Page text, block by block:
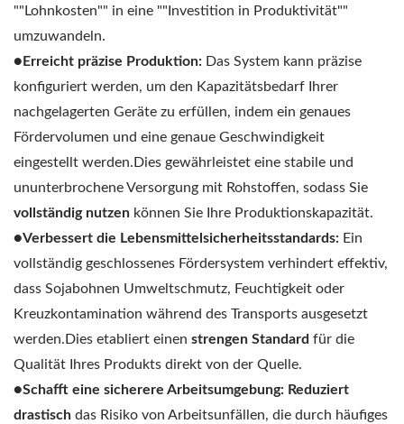
""Lohnkosten"" in eine ""Investition in Produktivität""
umzuwandeln.
●Erreicht präzise Produktion: Das System kann präzise
konfiguriert werden, um den Kapazitätsbedarf Ihrer
nachgelagerten Geräte zu erfüllen, indem ein genaues
Fördervolumen und eine genaue Geschwindigkeit
eingestellt werden.Dies gewährleistet eine stabile und
ununterbrochene Versorgung mit Rohstoffen, sodass Sie
vollständig nutzen können Sie Ihre Produktionskapazität.
●Verbessert die Lebensmittelsicherheitsstandards: Ein
vollständig geschlossenes Fördersystem verhindert effektiv,
dass Sojabohnen Umweltschmutz, Feuchtigkeit oder
Kreuzkontamination während des Transports ausgesetzt
werden.Dies etabliert einen strengen Standard für die
Qualität Ihres Produkts direkt von der Quelle.
●Schafft eine sicherere Arbeitsumgebung: Reduziert
drastisch das Risiko von Arbeitsunfällen, die durch häufiges